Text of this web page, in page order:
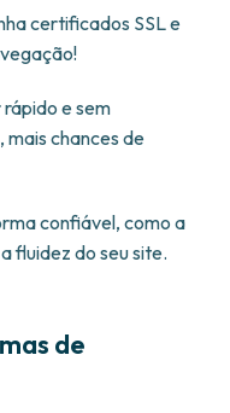
certificados SSL e
e sem
mais chances de
confiável, como a
fluidez do seu site.
de